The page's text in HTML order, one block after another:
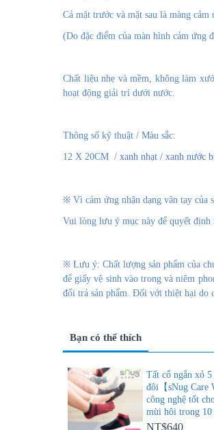
Bạn có thể thích
Tất cổ ngắn xỏ
đôi【sNug Care
công nghệ tốt
mùi hôi trong 10
NT$640
Cả mặt trước và mặt sau là màng
(Do đặc điểm của màn hình cảm ứng
Chất liệu nhẹ và mềm, không làm
hoạt động giải trí dưới nước.
Thông số kỹ thuật / Màu sắc:
12 X 20CM / xanh nhạt / xanh nước
※ Vì cảm ứng nhận dạng vân tay của
Vui lòng lưu ý mục này để quyết định
※ Lưu ý: Chất lượng sản phẩm của
để giấy vệ sinh vào trong và niêm
đổi trả sản phẩm. Đối với thiệt hại do